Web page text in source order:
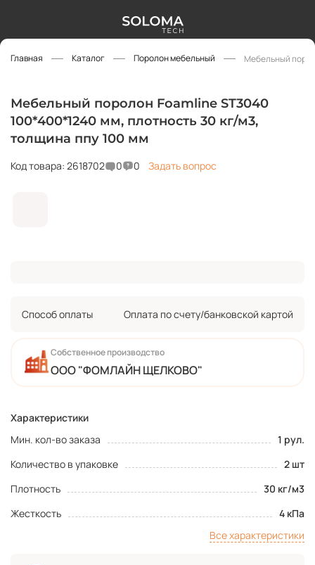
Главная Каталог Поролон мебельный Мебельный
Мебельный поролон Foamline ST3040
100*400*1240 мм, плотность 30 кг/м3,
толщина ппу 100 мм
Код товара: 2618702 0 0 Задать вопрос
Характеристики
Мин. кол-во заказа
1 рул.
Количество в упаковке
2 шт
Плотность
30 кг/м3
Жесткость
4 кПа
Все характеристики
Собственное производство
ООО "ФОМЛАЙН ЩЕЛКОВО"
Способ оплаты Оплата по счету/банковской картой